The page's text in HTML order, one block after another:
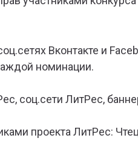
Вконтакте и
номинации.
соц.сети ЛитРес,
проекта ЛитРес: